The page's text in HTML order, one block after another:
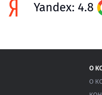
Yandex: 4.8
О
О